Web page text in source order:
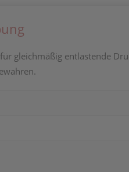
gleichmäßig entlastende